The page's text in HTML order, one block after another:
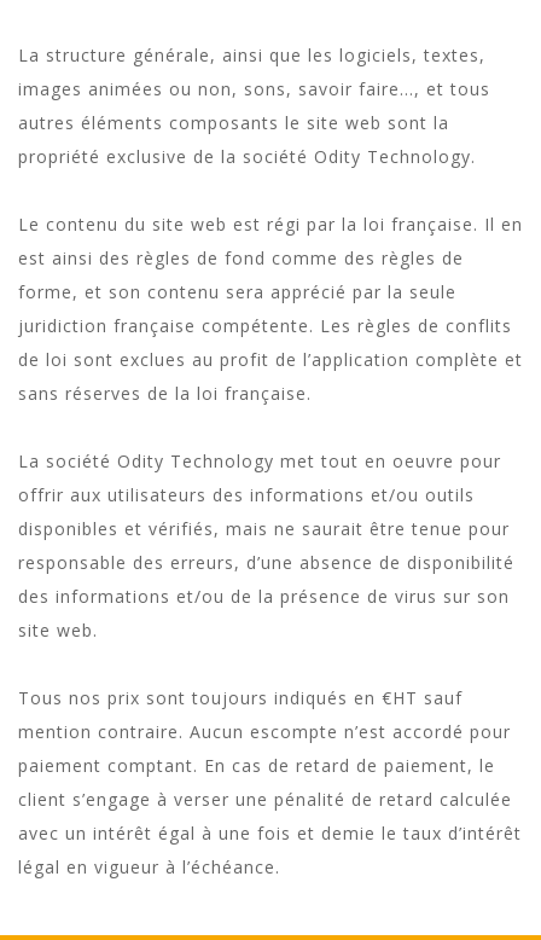
La structure générale, ainsi que les logiciels, textes,
images animées ou non, sons, savoir faire…, et tous
autres éléments composants le site web sont la
propriété exclusive de la société Odity Technology.
Le contenu du site web est régi par la loi française. Il en
est ainsi des règles de fond comme des règles de
forme, et son contenu sera apprécié par la seule
juridiction française compétente. Les règles de conflits
de loi sont exclues au profit de l’application complète et
sans réserves de la loi française.
La société Odity Technology met tout en oeuvre pour
offrir aux utilisateurs des informations et/ou outils
disponibles et vérifiés, mais ne saurait être tenue pour
responsable des erreurs, d’une absence de disponibilité
des informations et/ou de la présence de virus sur son
site web.
Tous nos prix sont toujours indiqués en €HT sauf
mention contraire. Aucun escompte n’est accordé pour
paiement comptant. En cas de retard de paiement, le
client s’engage à verser une pénalité de retard calculée
avec un intérêt égal à une fois et demie le taux d’intérêt
légal en vigueur à l’échéance.